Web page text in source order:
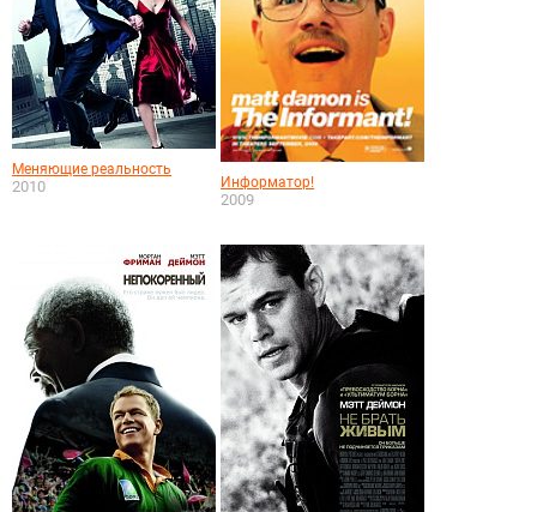
Меняющие реальность
2010 Информатор!
2009